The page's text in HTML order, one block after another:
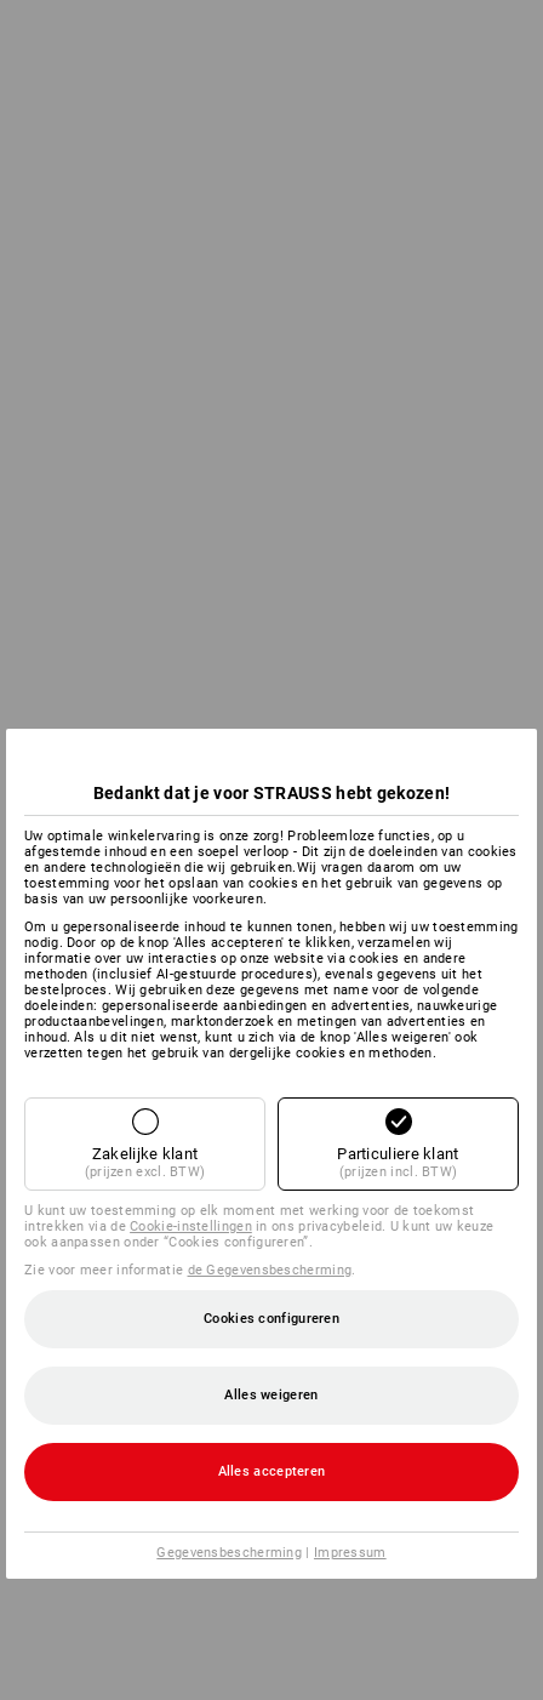
Bedankt dat je voor STRAUSS hebt gekozen!
Uw optimale winkelervaring is onze zorg! Probleemloze functies, op u
afgestemde inhoud en een soepel verloop - Dit zijn de doeleinden van cookies
en andere technologieën die wij gebruiken.Wij vragen daarom om uw
toestemming voor het opslaan van cookies en het gebruik van gegevens op
basis van uw persoonlijke voorkeuren.
Om u gepersonaliseerde inhoud te kunnen tonen, hebben wij uw toestemming
nodig. Door op de knop 'Alles accepteren' te klikken, verzamelen wij
informatie over uw interacties op onze website via cookies en andere
methoden (inclusief AI-gestuurde procedures), evenals gegevens uit het
bestelproces. Wij gebruiken deze gegevens met name voor de volgende
doeleinden: gepersonaliseerde aanbiedingen en advertenties, nauwkeurige
productaanbevelingen, marktonderzoek en metingen van advertenties en
inhoud. Als u dit niet wenst, kunt u zich via de knop 'Alles weigeren' ook
verzetten tegen het gebruik van dergelijke cookies en methoden.
Zakelijke klant
(prijzen excl. BTW)
Particuliere klant
(prijzen incl. BTW)
U kunt uw toestemming op elk moment met werking voor de toekomst
intrekken via deCookie-instellingenin ons privacybeleid. U kunt uw keuze
ook aanpassen onder “Cookies configureren”.
Zie voor meer informatie de Gegevensbescherming
Cookies configureren
Alles weigeren
Alles accepteren
Gegevensbescherming | Impressum